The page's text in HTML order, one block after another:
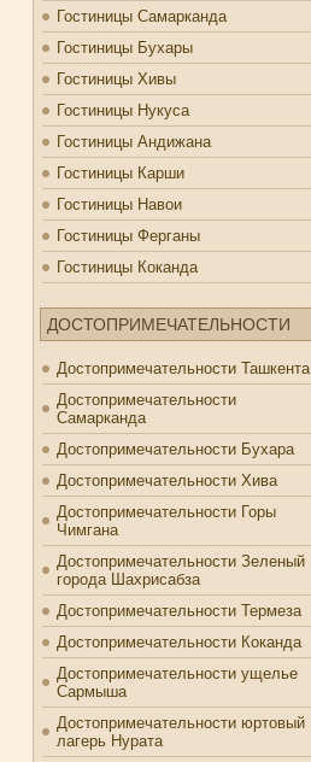
Гостиницы Самарканда
Гостиницы Бухары
Гостиницы Хивы
Гостиницы Нукуса
Гостиницы Андижана
Гостиницы Карши
Гостиницы Навои
Гостиницы Ферганы
Гостиницы Коканда
ДОСТОПРИМЕЧАТЕЛЬНОСТИ
Достопримечательности Ташкента
Достопримечательности
Самарканда
Достопримечательности Бухара
Достопримечательности Хива
Достопримечательности Горы
Чимгана
Достопримечательности Зеленый
города Шахрисабза
Достопримечательности Термеза
Достопримечательности Коканда
Достопримечательности ущелье
Сармыша
Достопримечательности юртовый
лагерь Нурата